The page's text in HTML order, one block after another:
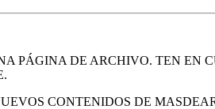
PÁGINA DE ARCHIVO. TEN EN
CONTENIDOS DE